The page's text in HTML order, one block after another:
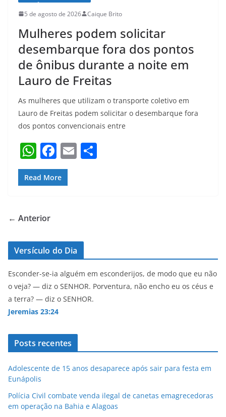
5 de agosto de 2026 Caique Brito
Mulheres podem solicitar
desembarque fora dos pontos
de ônibus durante a noite em
Lauro de Freitas
As mulheres que utilizam o transporte coletivo em
Lauro de Freitas podem solicitar o desembarque fora
dos pontos convencionais entre
W
h
at
A
p
F
a
c
o
k
E
Read More
← Anterior
Versículo do Dia
Esconder-se-ia alguém em esconderijos, de modo que eu não
o veja? — diz o SENHOR. Porventura, não encho eu os céus e
a terra? — diz o SENHOR.
Jeremias 23:24
Posts recentes
Adolescente de 15 anos desaparece após sair para festa em
Eunápolis
Polícia Civil combate venda ilegal de canetas emagrecedoras
em operação na Bahia e Alagoas